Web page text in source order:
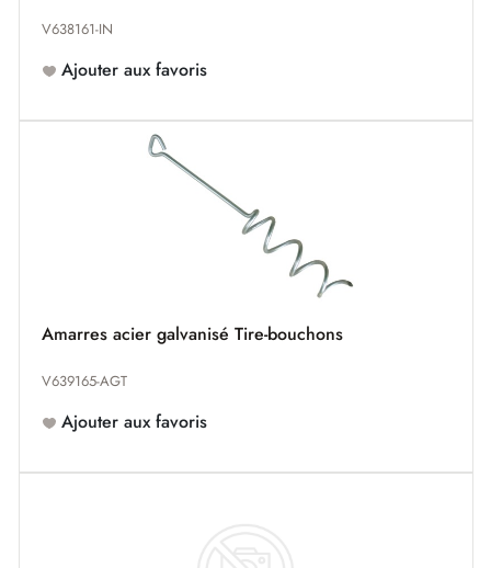
V638161-IN
Ajouter aux favoris
Amarres acier galvanisé Tire-bouchons
V639165-AGT
Ajouter aux favoris